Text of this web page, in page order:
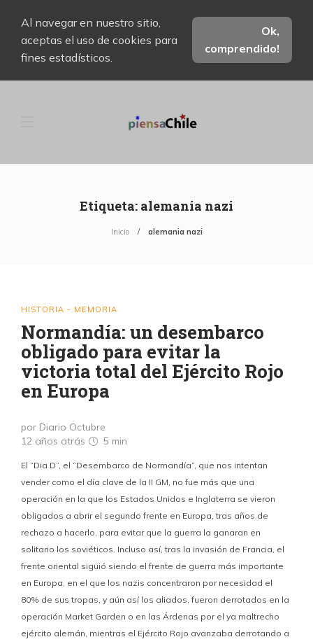
Al navegar en nuestro sitio,
aceptas el uso de cookies para
fines estadísticos.
Ok,
comprendido!
Etiqueta: alemania nazi
Inicio alemania nazi
HISTORIA - MEMORIA
Normandía: un desembarco
obligado para evitar la
victoria total del Ejército Rojo
en Europa
por Diario Octubre
12 años atrás
5 min
El “Dia D”, el “Desembarco de Normandía”, que nos intentan
vender como el día clave de la II GM, no fue más que una
operación en la que los Estados Unidos e Inglaterra se vieron
obligados a abrir el segundo frente en Europa, tras años de
rechazo a hacerlo, para evitar que la guerra la ganaran en
solitario los soviéticos. Incluso así, tras la invasión de Francia, el
frente oriental siguió siendo el frente de guerra más importante
en Europa, en el que los nazis concentraron por necesidad el
80% de sus tropas, y aún así los aliados, fueron derrotados en la
operación Market Garden o en las Árdenas por el ya maltrecho
ejército alemán, mientras el Ejército Rojo avanzaba derrotando a